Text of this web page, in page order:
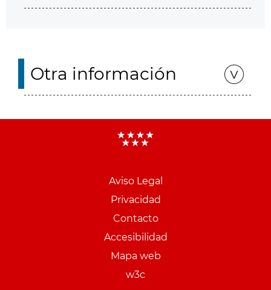
Otra información
Aviso Legal
Privacidad
Contacto
Accesibilidad
Mapa web
w3c